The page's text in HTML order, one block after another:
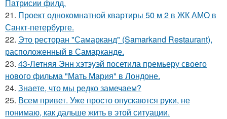
Патрисии филд.
21. Проект однокомнатной квартиры 50 м 2 в ЖК АМО в
Санкт-петербурге.
22. Это ресторан "Самарканд" (Samarkand Restaurant),
расположенный в Самарканде.
23. 43-Летняя Энн хэтэуэй посетила премьеру своего
нового фильма "Мать Мария" в Лондоне.
24. Знаете, что мы редко замечаем?
25. Всем привет. Уже просто опускаются руки, не
понимаю, как дальше жить в этой ситуации.